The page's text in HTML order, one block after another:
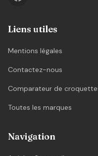
Liens utiles
Mentions légales
Contactez-nous
Comparateur de
Toutes les marques
Navigation